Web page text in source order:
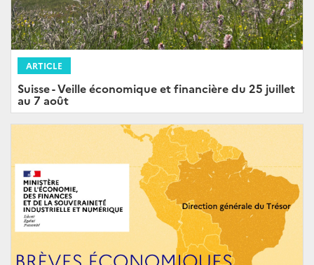
ARTICLE
Suisse - Veille économique et financière du 25 juillet
au 7 août